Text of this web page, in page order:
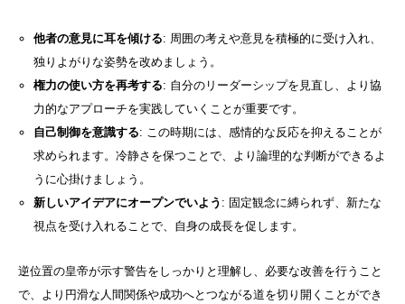
他者の意見に耳を傾ける: 周囲の考えや意見を積極的に受け入れ、
独りよがりな姿勢を改めましょう。
権力の使い方を再考する: 自分のリーダーシップを見直し、より協
力的なアプローチを実践していくことが重要です。
自己制御を意識する: この時期には、感情的な反応を抑えることが
求められます。冷静さを保つことで、より論理的な判断ができるよ
うに心掛けましょう。
新しいアイデアにオープンでいよう : 固定観念に縛られず、新たな
視点を受け入れることで、自身の成長を促します。
逆位置の皇帝が示す警告をしっかりと理解し、必要な改善を行うこと
で、より円滑な人間関係や成功へとつながる道を切り開くことができ